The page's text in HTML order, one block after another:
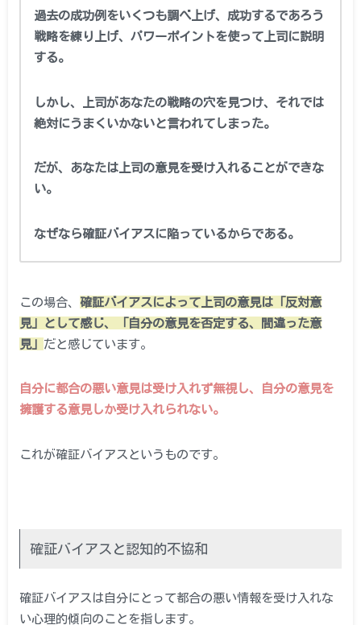
過去の成功例をいくつも調べ上げ、成功するであろう
戦略を練り上げ、パワーポイントを使って上司に説明
する。
しかし、上司があなたの戦略の穴を見つけ、それでは
絶対にうまくいかないと言われてしまった。
だが、あなたは上司の意見を受け入れることができな
い。
なぜなら確証バイアスに陥っているからである。
この場合、 確証バイアスによって上司の意見は「反対意
見」として感じ、「自分の意見を否定する、間違った意
見」 だと感じています。
自分に都合の悪い意見は受け入れず無視し、自分の意見を
擁護する意見しか受け入れられない。
これが確証バイアスというものです。
確証バイアスと認知的不協和
確証バイアスは自分にとって都合の悪い情報を受け入れな
い心理的傾向のことを指します。